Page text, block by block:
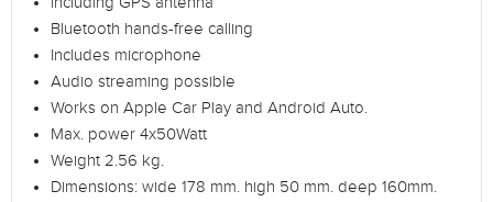
Bluetooth hands-free calling
Includes microphone
Audio streaming possible
Works on Apple Car Play and Android Auto.
Max. power 4x50Watt
Weight 2.56 kg.
Dimensions: wide 178 mm. high 50 mm. deep 160mm.